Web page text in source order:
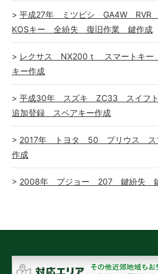
平成27年 ミツビシ GA4W RVR
KOSキー 全紛失 復旧作業 鍵作成
レクサス NX200ｔ スマートキ
キー作成
平成30年 スズキ ZC33 スイフ
追加登録 スペアキー作成
2017年 トヨタ 50 プリウス ス
作成
2008年 プジョー 207 鍵紛失